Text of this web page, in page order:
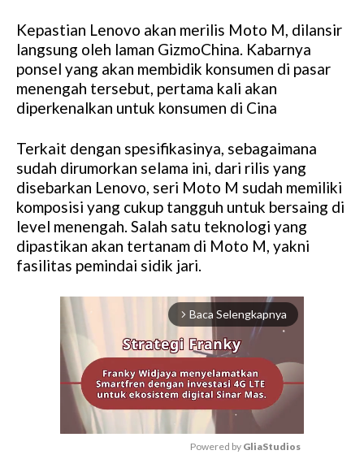
Kepastian Lenovo akan merilis Moto M, dilansir
langsung oleh laman GizmoChina. Kabarnya
ponsel yang akan membidik konsumen di pasar
menengah tersebut, pertama kali akan
diperkenalkan untuk konsumen di Cina
Terkait dengan spesifikasinya, sebagaimana
sudah dirumorkan selama ini, dari rilis yang
disebarkan Lenovo, seri Moto M sudah memiliki
komposisi yang cukup tangguh untuk bersaing di
level menengah. Salah satu teknologi yang
dipastikan akan tertanam di Moto M, yakni
fasilitas pemindai sidik jari.
arrow_forward_ios Baca Selengkapnya
Powered by GliaStudios